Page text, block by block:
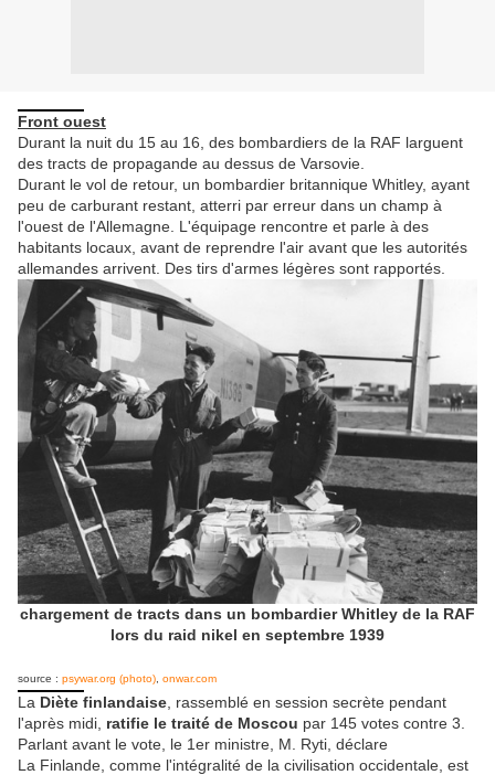
Front ouest
Durant la nuit du 15 au 16, des bombardiers de la RAF larguent
des tracts de propagande au dessus de Varsovie.
Durant le vol de retour, un bombardier britannique Whitley, ayant
peu de carburant restant, atterri par erreur dans un champ à
l'ouest de l'Allemagne. L'équipage rencontre et parle à des
habitants locaux, avant de reprendre l'air avant que les autorités
allemandes arrivent. Des tirs d'armes légères sont rapportés.
chargement de tracts dans un bombardier Whitley de la RAF
lors du raid nikel en septembre 1939
source : psywar.org (photo) onwar.com
La Diète finlandaise , rassemblé en session secrète pendant
l'après midi, ratifie le traité de Moscou par 145 votes contre 3.
Parlant avant le vote, le 1er ministre, M. Ryti, déclare
La Finlande, comme l'intégralité de la civilisation occidentale, est